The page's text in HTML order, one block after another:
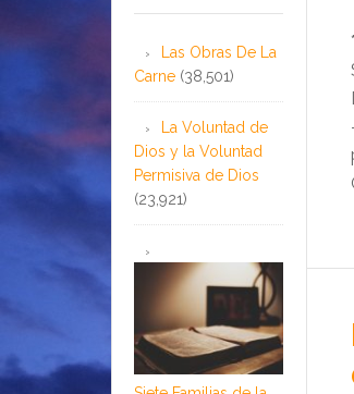
Las Obras De La
Carne (38,501)
La Voluntad de
Dios y la Voluntad
Permisiva de Dios
(23,921)